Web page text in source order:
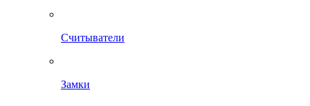
Считыватели
Замки